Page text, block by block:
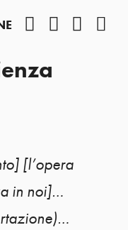
[l’opera
in noi]…